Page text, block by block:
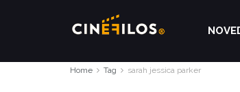
Home Tag sarah jessica parker